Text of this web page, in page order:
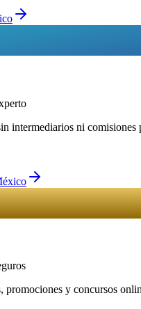
intermediarios ni comisiones
promociones y concursos